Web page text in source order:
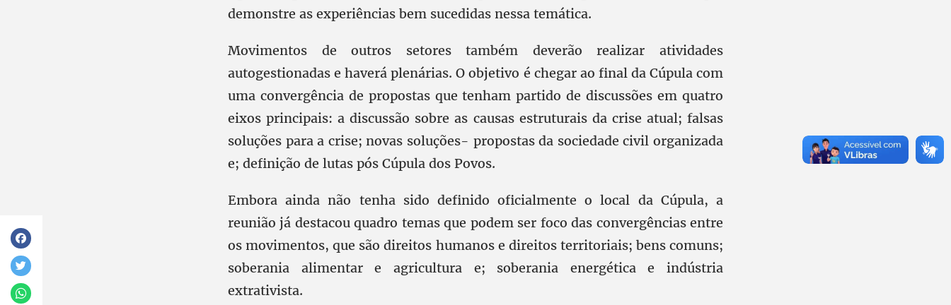
demonstre as experiências bem sucedidas nessa temática.
Movimentos de outros setores também deverão realizar atividades
autogestionadas e haverá plenárias. O objetivo é chegar ao final da Cúpula com
uma convergência de propostas que tenham partido de discussões em quatro
eixos principais: a discussão sobre as causas estruturais da crise atual; falsas
soluções para a crise; novas soluções- propostas da sociedade civil organizada
e; definição de lutas pós Cúpula dos Povos.
Embora ainda não tenha sido definido oficialmente o local da Cúpula, a
reunião já destacou quadro temas que podem ser foco das convergências entre
os movimentos, que são direitos humanos e direitos territoriais; bens comuns;
soberania alimentar e agricultura e; soberania energética e indústria
extrativista.